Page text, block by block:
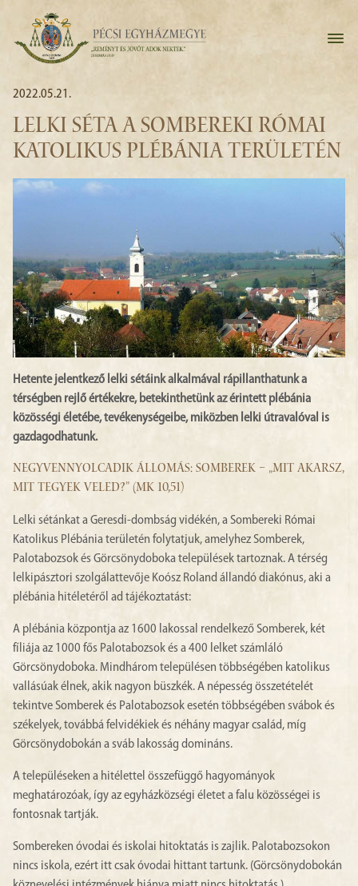
2022.05.21.
LELKI SÉTA A SOMBEREKI RÓMAI
KATOLIKUS PLÉBÁNIA TERÜLETÉN
Hetente jelentkező lelki sétáink alkalmával rápillanthatunk a
térségben rejlő értékekre, betekinthetünk az érintett plébánia
közösségi életébe, tevékenységeibe, miközben lelki útravalóval is
gazdagodhatunk.
NEGYVENNYOLCADIK ÁLLOMÁS: SOMBEREK – „MIT AKARSZ,
MIT TEGYEK VELED?” (MK 10,51)
Lelki sétánkat a Geresdi-dombság vidékén, a Sombereki Római
Katolikus Plébánia területén folytatjuk, amelyhez Somberek,
Palotabozsok és Görcsönydoboka települések tartoznak. A térség
lelkipásztori szolgálattevője Koósz Roland állandó diakónus, aki a
plébánia hitéletéről ad tájékoztatást:
A plébánia központja az 1600 lakossal rendelkező Somberek, két
fíliája az 1000 fős Palotabozsok és a 400 lelket számláló
Görcsönydoboka. Mindhárom településen többségében katolikus
vallásúak élnek, akik nagyon büszkék. A népesség összetételét
tekintve Somberek és Palotabozsok esetén többségében svábok és
székelyek, továbbá felvidékiek és néhány magyar család, míg
Görcsönydobokán a sváb lakosság domináns.
A településeken a hitélettel összefüggő hagyományok
meghatározóak, így az egyházközségi életet a falu közösségei is
fontosnak tartják.
Sombereken óvodai és iskolai hitoktatás is zajlik. Palotabozsokon
nincs iskola, ezért itt csak óvodai hittant tartunk. (Görcsönydobokán